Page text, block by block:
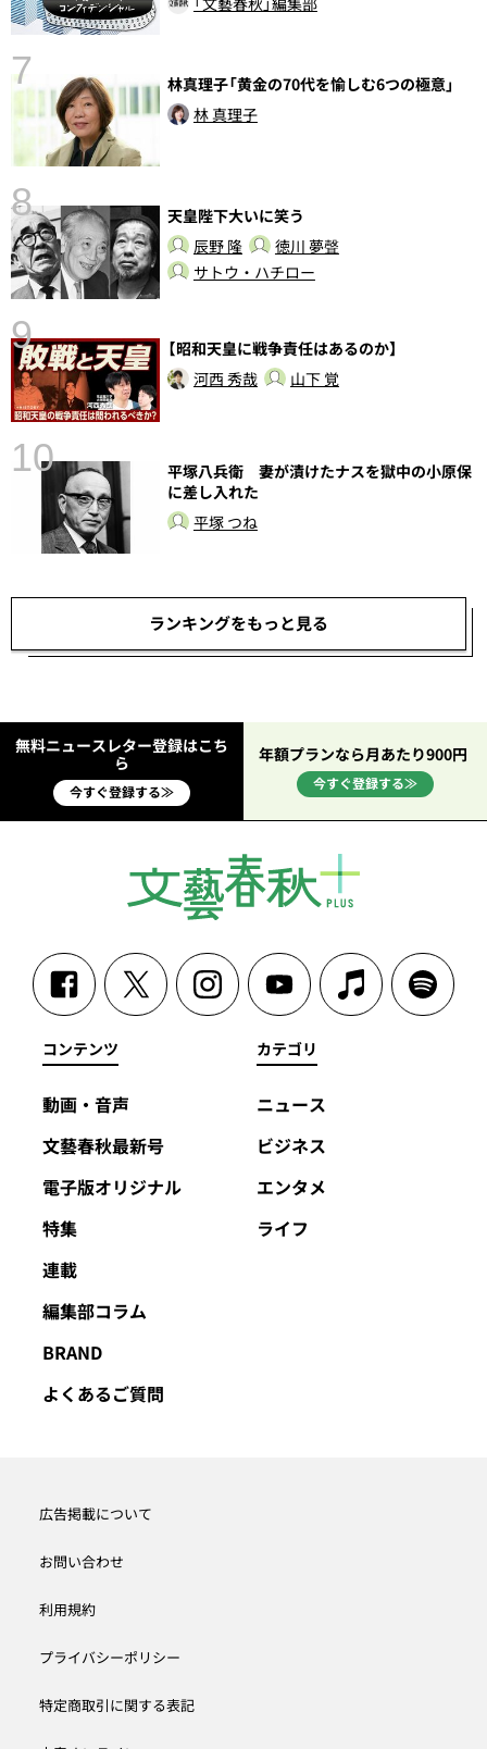
7
林真理子「黄金の70代を愉しむ6つの極意」
林 真理子
8
天皇陛下大いに笑う
辰野 隆
徳川 夢聲
サトウ・ハチロー
9
【昭和天皇に戦争責任はあるのか】
河西 秀哉
山下 覚
10
平塚八兵衛 妻が漬けたナスを獄中の小原保
に差し入れた
平塚 つね
ランキングをもっと見る
無料ニュースレター登録はこち
ら
今すぐ登録する≫
年額プランなら月あたり900円
今すぐ登録する≫
コンテンツ
動画・音声
文藝春秋最新号
電子版オリジナル
特集
連載
編集部コラム
BRAND
よくあるご質問
カテゴリ
ニュース
ビジネス
エンタメ
ライフ
広告掲載について
お問い合わせ
利用規約
プライバシーポリシー
特定商取引に関する表記